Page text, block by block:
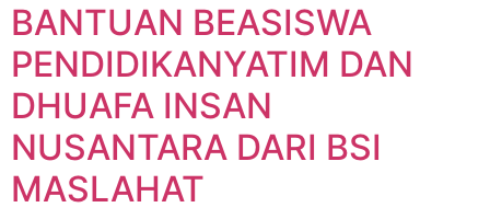
BANTUAN BEASISWA
PENDIDIKANYATIM DAN
DHUAFA INSAN
NUSANTARA DARI BSI
MASLAHAT